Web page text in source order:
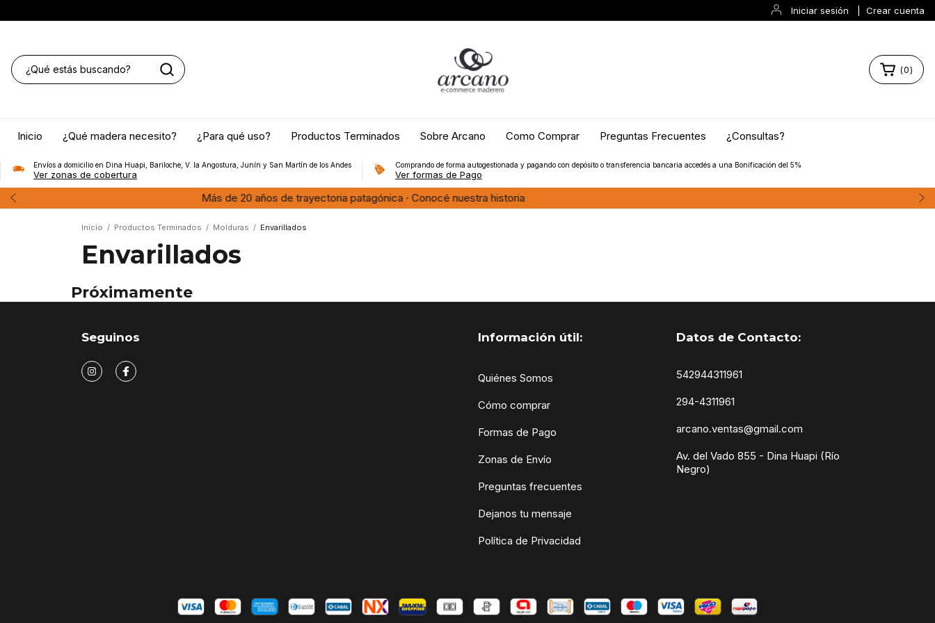
Iniciar sesión Crear cuenta
Envíos a Bariloche, Dina Huapi, Villa La Angostura, Junín y San Martín de los Andes
(0)
Inicio ¿Qué madera necesito? ¿Para qué uso? Productos Terminados Sobre Arcano Como Comprar Preguntas Frecuentes ¿Consultas?
Envíos a domicilio en Dina Huapi, Bariloche, V. la Angostura, Junín y San Martín de los Andes
Ver zonas de cobertura
Comprando de forma autogestionada y pagando con depósito o transferencia bancaria accedés a una Bonificación del 5%
Ver formas de Pago
Inicio / Productos Terminados / Molduras / Envarillados
Envarillados
Próximamente
Seguinos Información útil:
Quiénes Somos
Cómo comprar
Formas de Pago
Zonas de Envío
Preguntas frecuentes
Dejanos tu mensaje
Política de Privacidad
Datos de Contacto:
542944311961
294-4311961
arcano.ventas@gmail.com
Av. del Vado 855 - Dina Huapi (Río
Negro)